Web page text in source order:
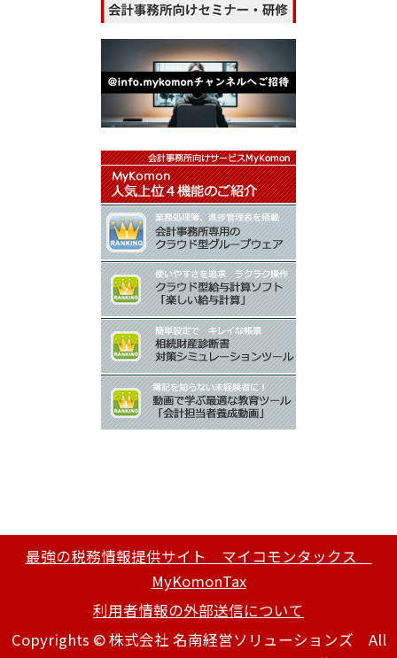
最強の税務情報提供サイト マイコモンタックス
MyKomonTax
利用者情報の外部送信について
Copyrights © 株式会社 名南経営ソリューションズ All